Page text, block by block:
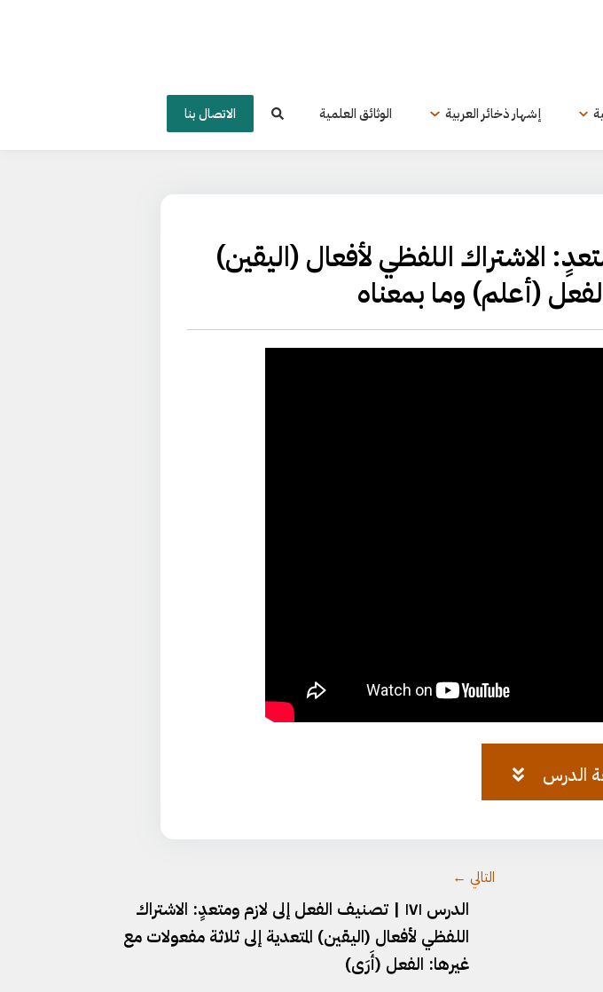
إشهار ذخائر العربية الوثائق العلمية الاتصال بنا
ومتعدٍ: الاشتراك اللفظي لأفعال (اليقين)
(أعلم) وما بمعناه
الدرس
التالي ←
الدرس ١٧١ | تصنيف الفعل إلى لازم ومتعدٍ: الاشتراك
اللفظي لأفعال (اليقين) المتعدية إلى ثلاثة مفعولات مع
غيرها: الفعل (أَرَى)